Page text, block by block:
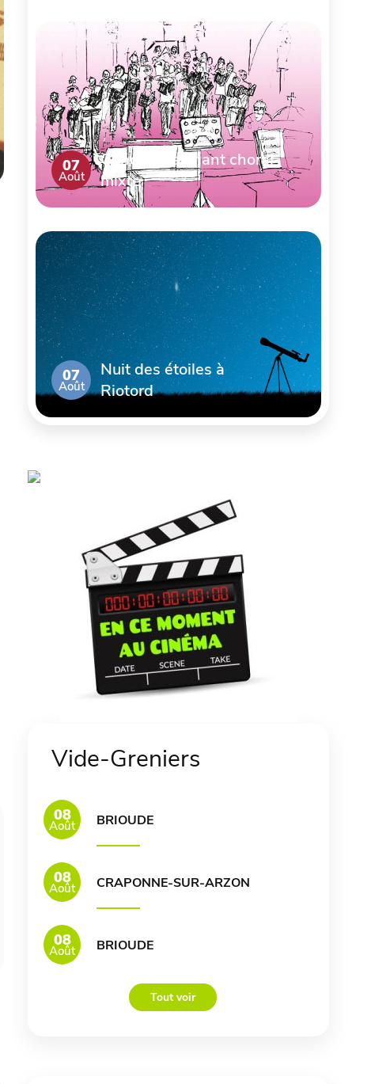
07
Août
Concert de chant choral
mixte
07
Août
Nuit des étoiles à
Riotord
Vide-Greniers
08
Août BRIOUDE
08
Août CRAPONNE-SUR-ARZON
08
Août BRIOUDE
Tout voir